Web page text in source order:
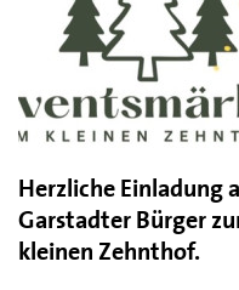
Herzliche Einladung
Garstadter Bürger
kleinen Zehnthof.